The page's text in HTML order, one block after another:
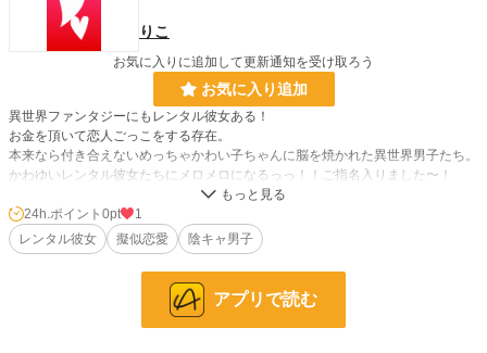
りこ
お気に入りに追加して更新通知を受け取ろう
お気に入り追加
異世界ファンタジーにもレンタル彼女ある！
お金を頂いて恋人ごっこをする存在。
本来なら付き合えないめっちゃかわい子ちゃんに脳を焼かれた異世界男子たち。
かわゆいレンタル彼女たちにメロメロになるっっ！！ご指名入りました〜！
ご利用いただいてる異世界男子は総じて陰キャです。陽キャは自力で付き合える
からね。
レンタル彼女は理想の彼女。かわいくて優しくてたくさん褒めてくれて僕のこと
を好きでいてくれる存在。（有料）
お相手の客は変わったり固定で登場したり、いろいろな予定です。
24h.ポイント 0pt
1
レンタル彼女
擬似恋愛 陰キャ男子
アプリで読む